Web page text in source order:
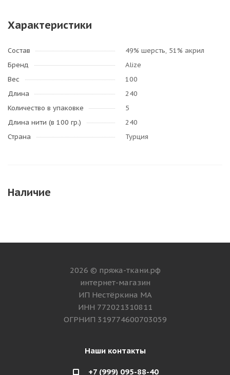
Характеристики
Состав
49% шерсть, 51% акрил
Бренд
Alize
Вес
100
Длина
240
Количество в упаковке
5
Длина нити (в 100 гр.)
240
Страна
Турция
Наличие
2026 © пряжа-ткани.рф
интернет-магазин
ИП Нестёркина МА
ИНН 772021310811
ОГРНИП 319774600703059
Наши контакты
+7 (999) 095-88-40